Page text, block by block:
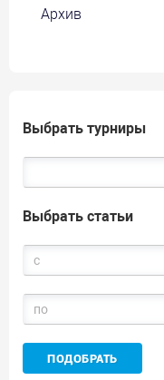
Архив
Выбрать турниры
Выбрать статьи